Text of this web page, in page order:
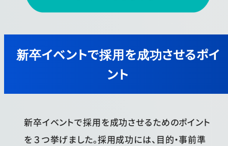
新卒イベントで採用を成功させるポイ
ント
新卒イベントで採用を成功させるためのポイント
を３つ挙げました。採用成功には、目的・事前準